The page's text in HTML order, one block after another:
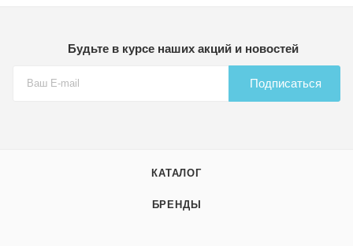
Будьте в курсе наших акций и новостей
Подписаться
КАТАЛОГ
БРЕНДЫ